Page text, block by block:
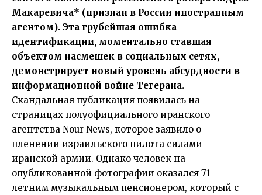
Макаревича* (признан в России иностранным
агентом). Эта грубейшая ошибка
идентификации, моментально ставшая
объектом насмешек в социальных сетях,
демонстрирует новый уровень абсурдности в
информационной войне Тегерана.
Скандальная публикация появилась на
страницах полуофициального иранского
агентства Nour News, которое заявило о
пленении израильского пилота силами
иранской армии. Однако человек на
опубликованной фотографии оказался 71-
летним музыкальным пенсионером, который с